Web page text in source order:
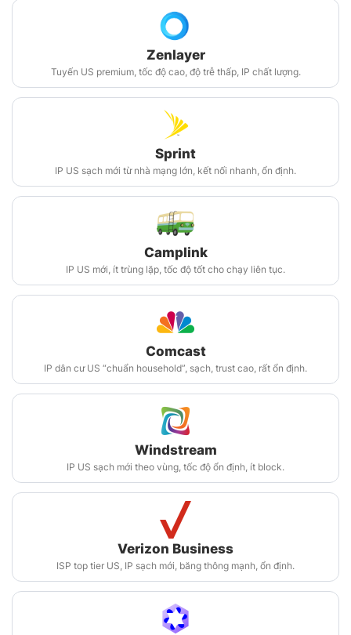
Zenlayer
Tuyến US premium, tốc độ cao, độ trễ thấp, IP chất lượng.
Sprint
IP US sạch mới từ nhà mạng lớn, kết nối nhanh, ổn định.
Camplink
IP US mới, ít trùng lặp, tốc độ tốt cho chạy liên tục.
Comcast
IP dân cư US “chuẩn household”, sạch, trust cao, rất ổn định.
Windstream
IP US sạch mới theo vùng, tốc độ ổn định, ít block.
Verizon Business
ISP top tier US, IP sạch mới, băng thông mạnh, ổn định.